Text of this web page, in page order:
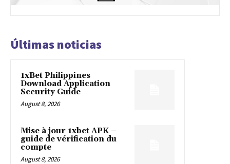
Últimas noticias
1xBet Philippines
Download Application
Security Guide
August 8, 2026
Mise à jour 1xbet APK –
guide de vérification du
compte
August 8, 2026